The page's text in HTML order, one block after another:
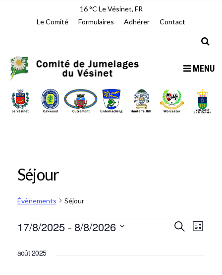
16 °C Le Vésinet, FR
Le Comité
Formulaires Adhérer Contact
MENU
Séjour
Évènements Séjour
Évènements
R
Recherche
N
v
Liste
17/8/2025 - 8/8/2026
UNE
août 2025